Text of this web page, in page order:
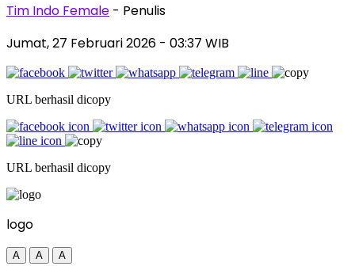
Tim Indo Female - Penulis
Jumat, 27 Februari 2026 - 03:37 WIB
URL berhasil dicopy
URL berhasil dicopy
logo
A A A